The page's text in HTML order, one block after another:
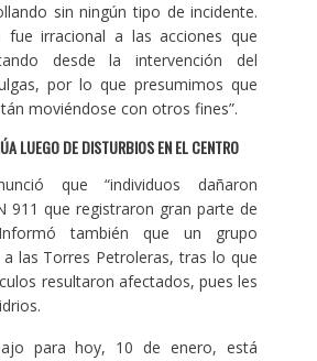
sin ningún tipo de incidente.
fue irracional a las acciones que
desde la intervención del
por lo que presumimos que
moviéndose con otros fines”.
LUEGO DE DISTURBIOS EN EL CENTRO
que “individuos dañaron
911 que registraron gran parte de
también que un grupo
las Torres Petroleras, tras lo que
resultaron afectados, pues les
para hoy, 10 de enero, está